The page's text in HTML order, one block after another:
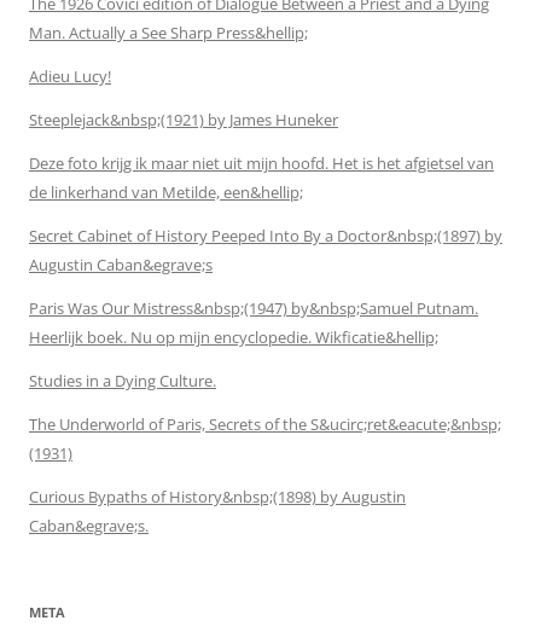
Man. Actually a See Sharp Press&hellip;
Adieu Lucy!
Steeplejack&nbsp;(1921) by James Huneker
Deze foto krijg ik maar niet uit mijn hoofd. Het is het afgietsel van
de linkerhand van Metilde, een&hellip;
Secret Cabinet of History Peeped Into By a Doctor&nbsp;(1897) by
Augustin Caban&egrave;s
Paris Was Our Mistress&nbsp;(1947) by&nbsp;Samuel Putnam.
Heerlijk boek. Nu op mijn encyclopedie. Wikficatie&hellip;
Studies in a Dying Culture.
The Underworld of Paris, Secrets of the S&ucirc;ret&eacute;&nbsp;
(1931)
Curious Bypaths of History&nbsp;(1898) by Augustin
Caban&egrave;s.
META